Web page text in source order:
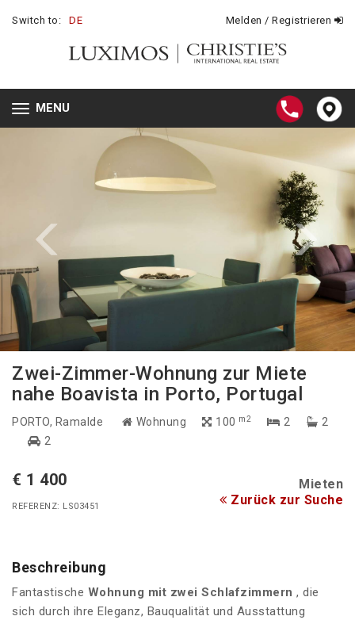
Switch to: DE Melden / Registrieren
Toggle
navigation
MENU
Zwei-Zimmer-Wohnung zur Miete
nahe Boavista in Porto, Portugal
PORTO, Ramalde Wohnung 100 m2 2
2
2
€ 1 400 Mieten
REFERENZ: LS03451 Zurück zur Suche
Beschreibung
Fantastische Wohnung mit zwei Schlafzimmern , die
sich durch ihre Eleganz, Bauqualität und Ausstattung